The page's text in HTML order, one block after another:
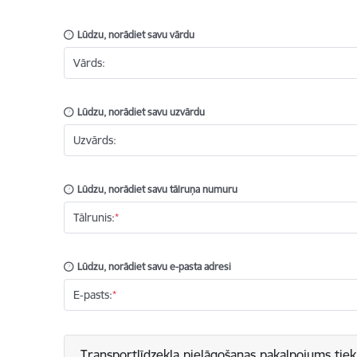
Lūdzu, norādiet savu vārdu
Vārds:
Lūdzu, norādiet savu uzvārdu
Uzvārds:
Lūdzu, norādiet savu tālruņa numuru
Tālrunis:
Lūdzu, norādiet savu e-pasta adresi
E-pasts: